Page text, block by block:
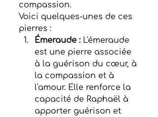
compassion.
Voici quelques-unes de ces
pierres :
Émeraude : L'émeraude
est une pierre associée
à la guérison du cœur, à
la compassion et à
l'amour. Elle renforce la
capacité de Raphaël à
apporter guérison et